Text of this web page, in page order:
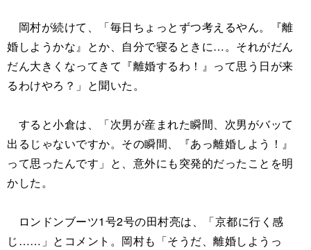
岡村が続けて、「毎日ちょっとずつ考えるやん。『離
婚しようかな』とか、自分で寝るときに…。それがだん
だん大きくなってきて『離婚するわ！』って思う日が来
るわけやろ？」と聞いた。
すると小倉は、「次男が産まれた瞬間、次男がバッて
出るじゃないですか。その瞬間、『あっ離婚しよう！』
って思ったんです」と、意外にも突発的だったことを明
かした。
ロンドンブーツ1号2号の田村亮は、「京都に行く感
じ……」とコメント。岡村も「そうだ、離婚しようっ